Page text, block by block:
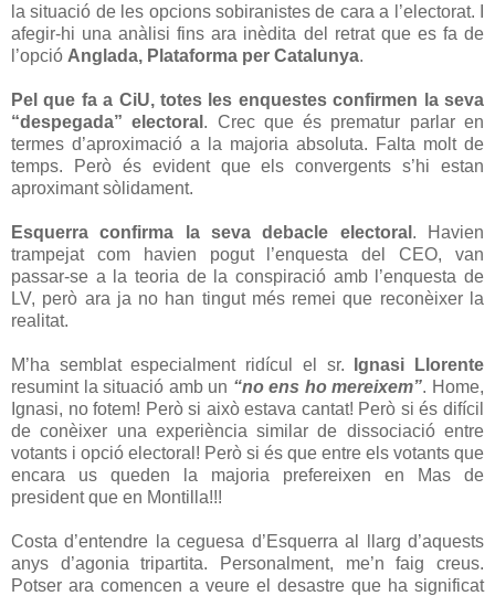
la situació de les opcions sobiranistes de cara a l’electorat. I
afegir-hi una anàlisi fins ara inèdita del retrat que es fa de
l’opció Anglada, Plataforma per Catalunya.
Pel que fa a CiU, totes les enquestes confirmen la seva
“despegada” electoral . Crec que és prematur parlar en
termes d’aproximació a la majoria absoluta. Falta molt de
temps. Però és evident que els convergents s’hi estan
aproximant sòlidament.
Esquerra confirma la seva debacle electoral . Havien
trampejat com havien pogut l’enquesta del CEO, van
passar-se a la teoria de la conspiració amb l’enquesta de
LV, però ara ja no han tingut més remei que reconèixer la
realitat.
M’ha semblat especialment ridícul el sr.
Ignasi Llorente
resumint la situació amb un “no ens ho mereixem”. Home,
Ignasi, no fotem! Però si això estava cantat! Però si és difícil
de conèixer una experiència similar de dissociació entre
votants i opció electoral! Però si és que entre els votants que
encara us queden la majoria prefereixen en Mas de
president que en Montilla!!!
Costa d’entendre la ceguesa d’Esquerra al llarg d’aquests
anys d’agonia tripartita. Personalment, me’n faig creus.
Potser ara comencen a veure el desastre que ha significat